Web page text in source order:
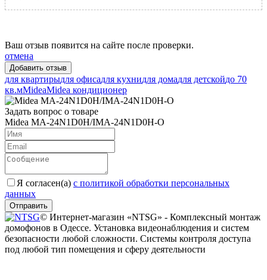
Ваш отзыв появится на сайте после проверки.
отмена
для квартирыдля офисадля кухнидля домадля детскойдо 70
кв.мMideaMidea кондиционер
Задать вопрос о товаре
Midea MA-24N1D0H/IMA-24N1D0H-O
Я согласен(a) с политикой обработки персональных
данных
Отправить
© Интернет-магазин «NTSG» - Комплексный монтаж
домофонов в Одессе. Установка видеонаблюдения и систем
безопасности любой сложности. Системы контроля доступа
под любой тип помещения и сферу деятельности